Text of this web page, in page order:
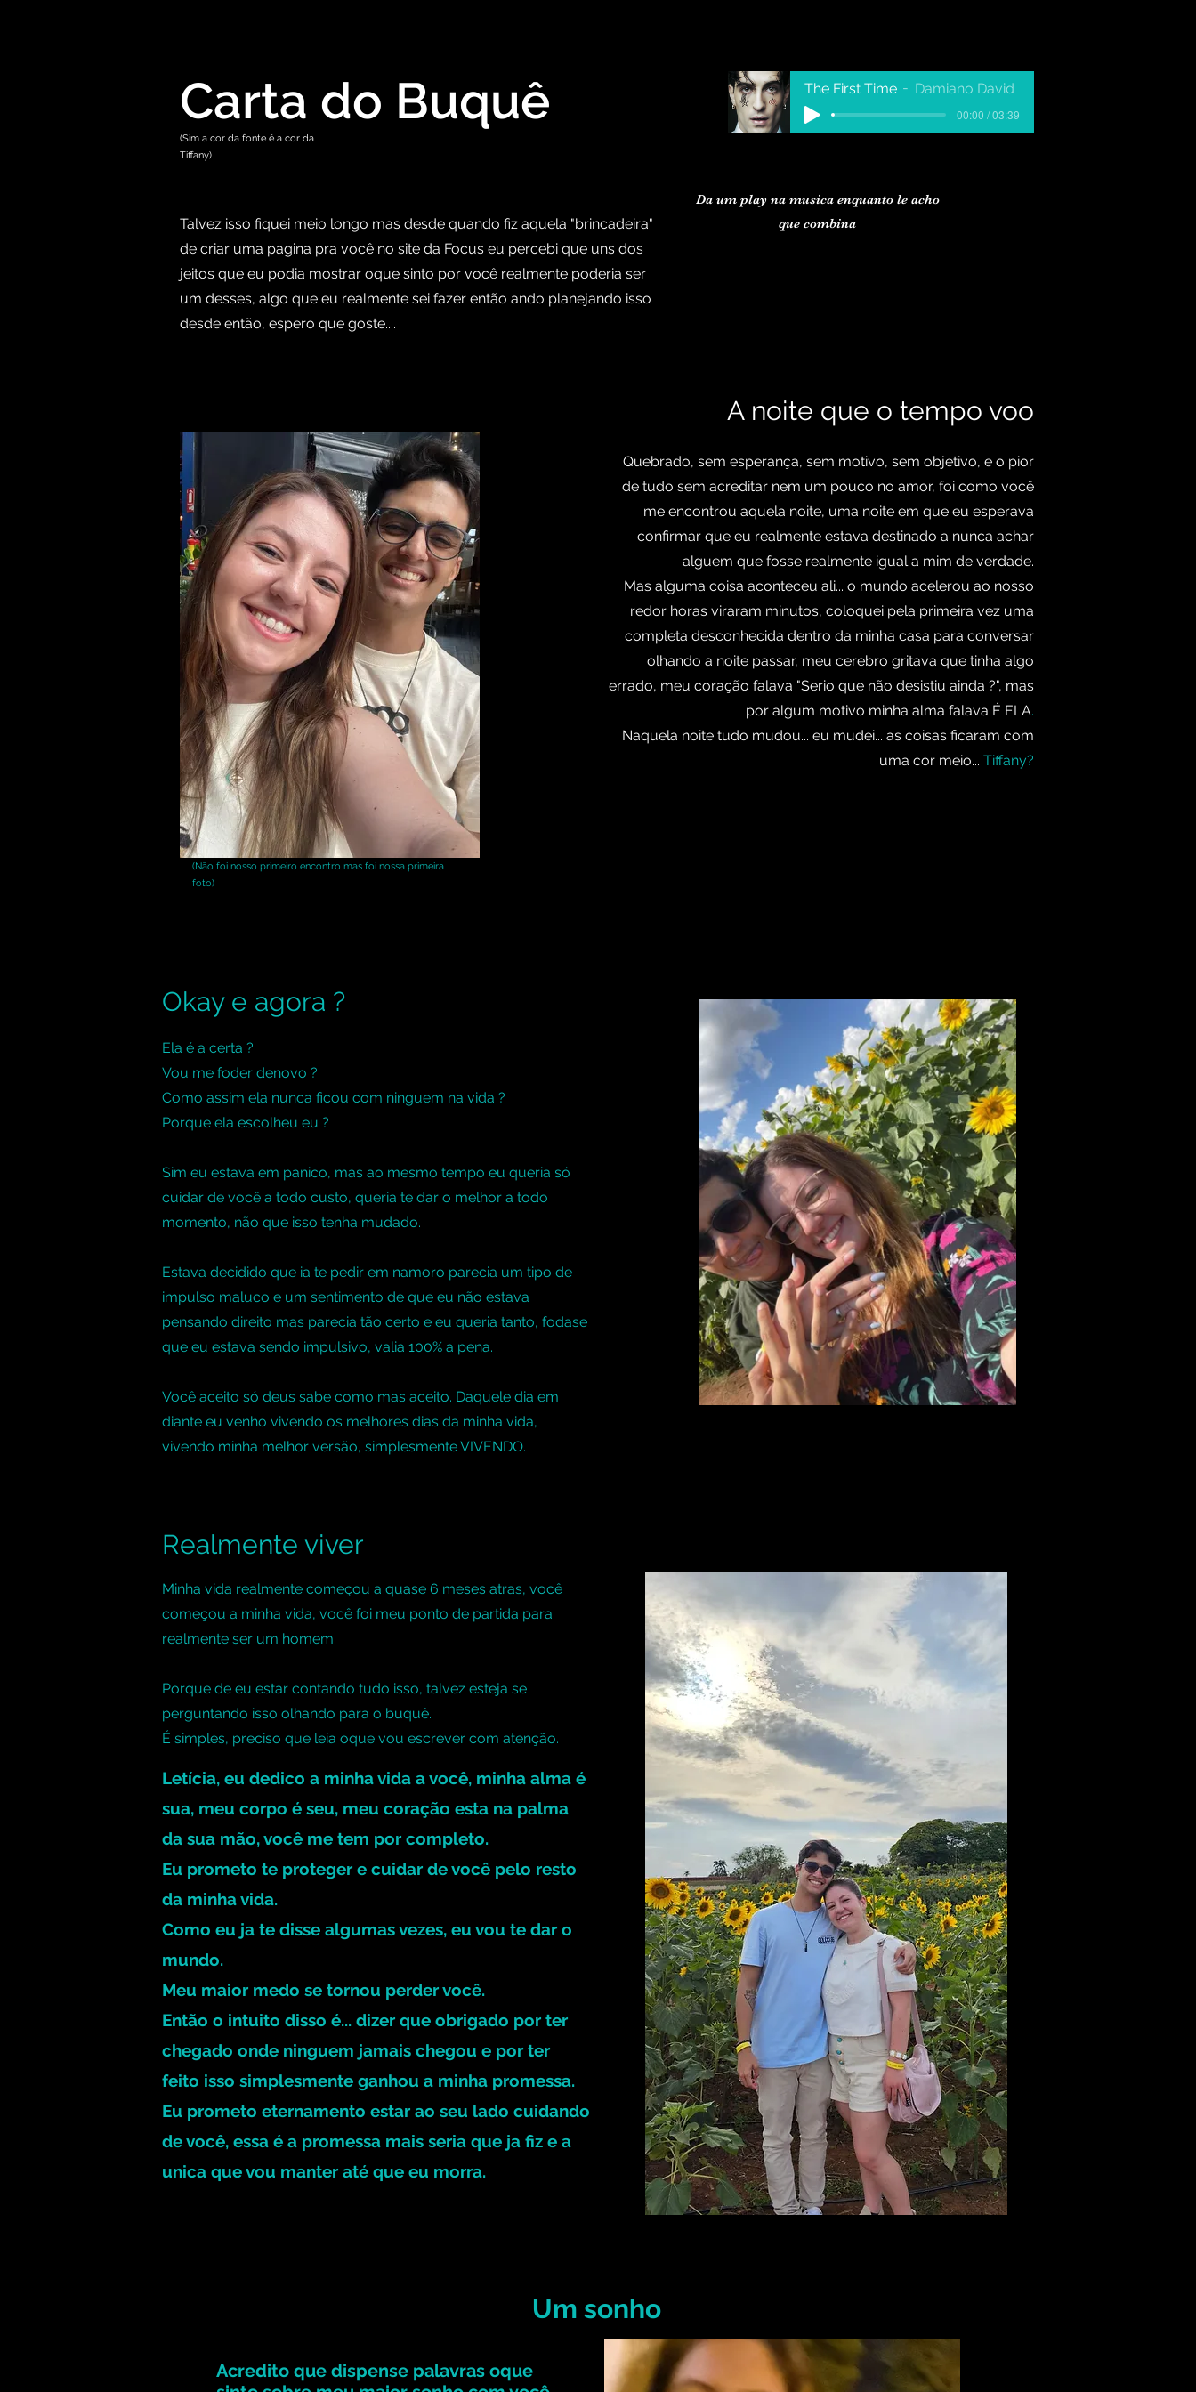
Carta do Buquê
(Sim a cor da fonte é a cor da
Tiffany)
The First Time Damiano David
00:00 / 03:39
Talvez isso fiquei meio longo mas desde quando fiz aquela "brincadeira"
de criar uma pagina pra você no site da Focus eu percebi que uns dos
jeitos que eu podia mostrar oque sinto por você realmente poderia ser
um desses, algo que eu realmente sei fazer então ando planejando isso
desde então, espero que goste....
Da um play na musica enquanto le acho
que combina
A noite que o tempo voo
Quebrado, sem esperança, sem motivo, sem objetivo, e o pior
de tudo sem acreditar nem um pouco no amor, foi como você
me encontrou aquela noite, uma noite em que eu esperava
confirmar que eu realmente estava destinado a nunca achar
alguem que fosse realmente igual a mim de verdade.
Mas alguma coisa aconteceu ali... o mundo acelerou ao nosso
redor horas viraram minutos, coloquei pela primeira vez uma
completa desconhecida dentro da minha casa para conversar
olhando a noite passar, meu cerebro gritava que tinha algo
errado, meu coração falava "Serio que não desistiu ainda ?", mas
por algum motivo minha alma falava É ELA.
Naquela noite tudo mudou... eu mudei... as coisas ficaram com
uma cor meio... Tiffany?
(Não foi nosso primeiro encontro mas foi nossa primeira
foto)
Okay e agora ?
Ela é a certa ?
Vou me foder denovo ?
Como assim ela nunca ficou com ninguem na vida ?
Porque ela escolheu eu ?
Sim eu estava em panico, mas ao mesmo tempo eu queria só
cuidar de você a todo custo, queria te dar o melhor a todo
momento, não que isso tenha mudado.
Estava decidido que ia te pedir em namoro parecia um tipo de
impulso maluco e um sentimento de que eu não estava
pensando direito mas parecia tão certo e eu queria tanto, fodase
que eu estava sendo impulsivo, valia 100% a pena.
Você aceito só deus sabe como mas aceito. Daquele dia em
diante eu venho vivendo os melhores dias da minha vida,
vivendo minha melhor versão, simplesmente VIVENDO.
Realmente viver
Minha vida realmente começou a quase 6 meses atras, você
começou a minha vida, você foi meu ponto de partida para
realmente ser um homem.
Porque de eu estar contando tudo isso, talvez esteja se
perguntando isso olhando para o buquê.
É simples, preciso que leia oque vou escrever com atenção.
Letícia, eu dedico a minha vida a você, minha alma é
sua, meu corpo é seu, meu coração esta na palma
da sua mão, você me tem por completo.
Eu prometo te proteger e cuidar de você pelo resto
da minha vida.
Como eu ja te disse algumas vezes, eu vou te dar o
mundo.
Meu maior medo se tornou perder você.
Então o intuito disso é... dizer que obrigado por ter
chegado onde ninguem jamais chegou e por ter
feito isso simplesmente ganhou a minha promessa.
Eu prometo eternamento estar ao seu lado cuidando
de você, essa é a promessa mais seria que ja fiz e a
unica que vou manter até que eu morra.
Um sonho
Acredito que dispense palavras oque